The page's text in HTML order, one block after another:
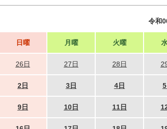
令和
日曜 月曜 火曜
26日 27日 28日
2日 3日 4日
9日 10日 11日